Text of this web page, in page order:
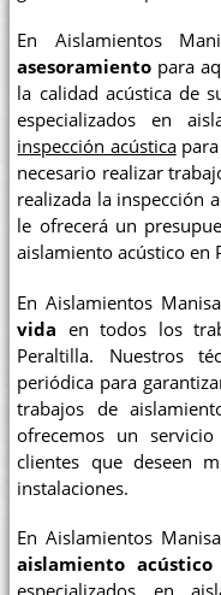
En Aislamientos
asesoramiento para
la calidad acústica de
especializados en
inspección acústicapara
necesario realizar
realizada la inspección
le ofrecerá un
aislamiento acústico en
En Aislamientos
vida en todos los
Peraltilla. Nuestros
periódica para
trabajos de
ofrecemos un
clientes que deseen
instalaciones.
En Aislamientos
aislamiento